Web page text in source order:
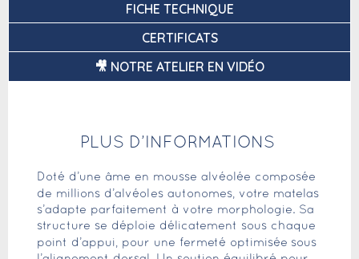
FICHE TECHNIQUE
CERTIFICATS
🎥 NOTRE ATELIER EN VIDÉO
PLUS D’INFORMATIONS
Doté d’une âme en mousse alvéolée composée
de millions d’alvéoles autonomes, votre matelas
s’adapte parfaitement à votre morphologie. Sa
structure se déploie délicatement sous chaque
point d’appui, pour une fermeté optimisée sous